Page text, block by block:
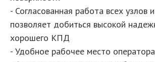
- Согласованная работа всех узлов
позволяет добиться высокой
хорошего КПД
- Удобное рабочее место оператора